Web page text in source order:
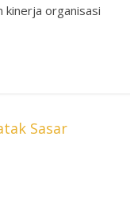
kinerja organisasi
Sasar